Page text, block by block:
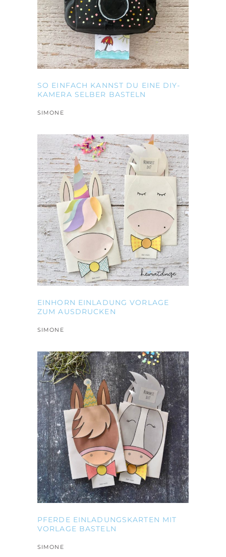
SO EINFACH KANNST DU EINE DIY-
KAMERA SELBER BASTELN
SIMONE
EINHORN EINLADUNG VORLAGE
ZUM AUSDRUCKEN
SIMONE
PFERDE EINLADUNGSKARTEN MIT
VORLAGE BASTELN
SIMONE